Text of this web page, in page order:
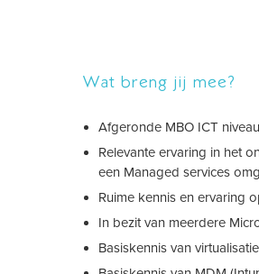
Wat breng jij mee?
Afgeronde MBO ICT
Relevante ervaring in het
een Managed services
Ruime kennis en ervaring
In bezit van meerdere
Basiskennis van